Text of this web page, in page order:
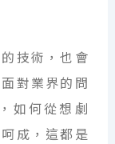
技術，也會
對業界的問
如何從想劇
成，這都是